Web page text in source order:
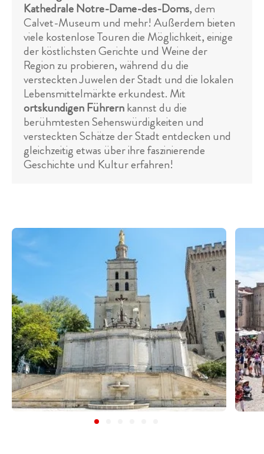
Kathedrale Notre-Dame-des-Doms, dem
Calvet-Museum und mehr! Außerdem bieten
viele kostenlose Touren die Möglichkeit, einige
der köstlichsten Gerichte und Weine der
Region zu probieren, während du die
versteckten Juwelen der Stadt und die lokalen
Lebensmittelmärkte erkundest. Mit
ortskundigen Führernkannst du die
berühmtesten Sehenswürdigkeiten und
versteckten Schätze der Stadt entdecken und
gleichzeitig etwas über ihre faszinierende
Geschichte und Kultur erfahren!